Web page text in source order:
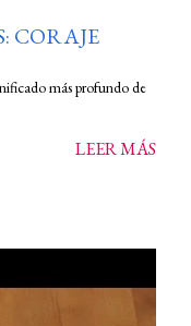
CORAJE
más profundo de
LEER MÁS